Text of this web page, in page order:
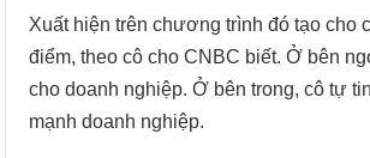
Xuất hiện trên chương trình đó tạo cho
điểm, theo cô cho CNBC biết. Ở bên
cho doanh nghiệp. Ở bên trong, cô tự
mạnh doanh nghiệp.